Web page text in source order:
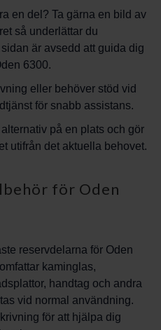
en del? Ta gärna en bild av
så underlättar du
är avsedd att guida dig
6300.
eller behöver stöd vid
för snabb assistans.
på en plats och gör
utifrån det aktuella behovet.
för Oden
reservdelarna för Oden
kaminglas,
handtag och andra
vid normal användning.
för att hjälpa dig